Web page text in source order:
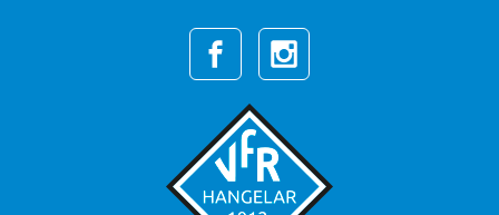
Zum Hauptinhalt springen